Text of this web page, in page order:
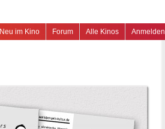
Anmelden
Alle Kinos
Forum
Neu im Kino